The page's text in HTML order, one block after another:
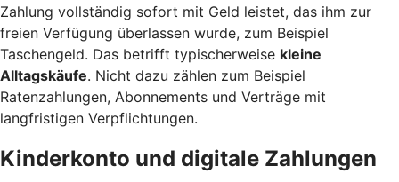
Zahlung vollständig sofort mit Geld leistet, das ihm zur
freien Verfügung überlassen wurde, zum Beispiel
Taschengeld. Das betrifft typischerweise kleine
Alltagskäufe. Nicht dazu zählen zum Beispiel
Ratenzahlungen, Abonnements und Verträge mit
langfristigen Verpflichtungen.
Kinderkonto und digitale Zahlungen